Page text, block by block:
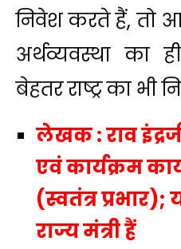
निवेश करते हैं, तो
अर्थव्यवस्था का
बेहतर राष्ट्र का भी
लेखक : राव
एवं कार्यक्रम
(स्वतंत्र
राज्य मंत्री हैं